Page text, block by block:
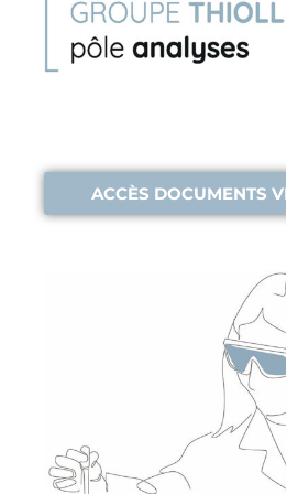
ACCÈS DOCUMENTS